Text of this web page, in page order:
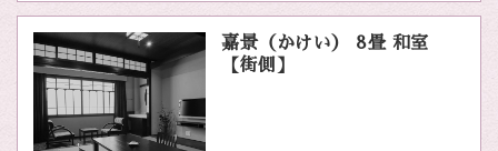
嘉景（かけい） 8畳 和室
【街側】